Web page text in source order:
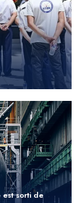
est sorti de